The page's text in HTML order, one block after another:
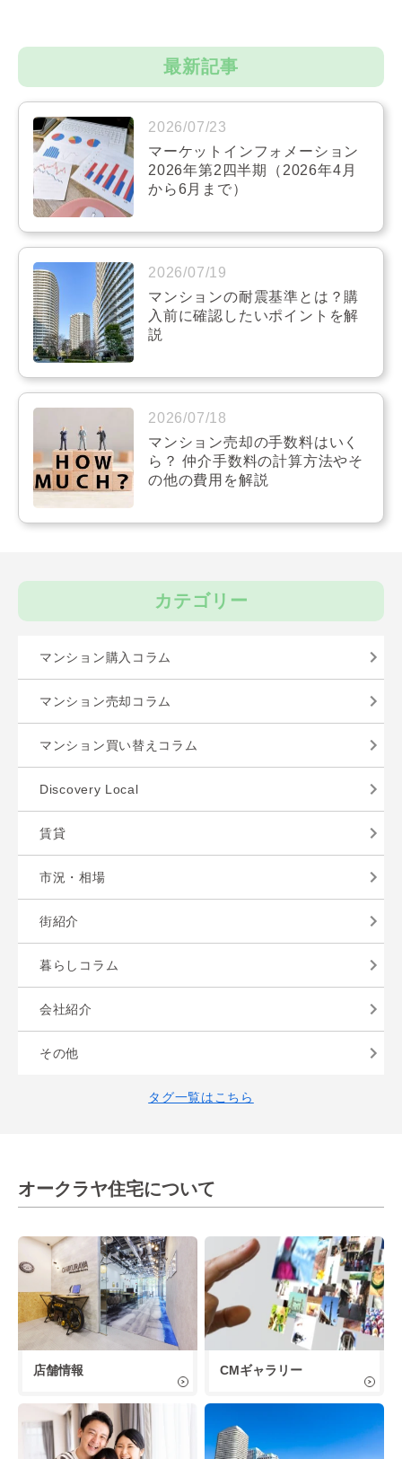
最新記事
2026/07/23
マーケットインフォメーション
2026年第2四半期（2026年4月
から6月まで）
2026/07/19
マンションの耐震基準とは？購
入前に確認したいポイントを解
説
2026/07/18
マンション売却の手数料はいく
ら？ 仲介手数料の計算方法やそ
の他の費用を解説
カテゴリー
マンション購入コラム
マンション売却コラム
マンション買い替えコラム
Discovery Local
賃貸
市況・相場
街紹介
暮らしコラム
会社紹介
その他
タグ一覧はこちら
オークラヤ住宅について
店舗情報 CMギャラリー